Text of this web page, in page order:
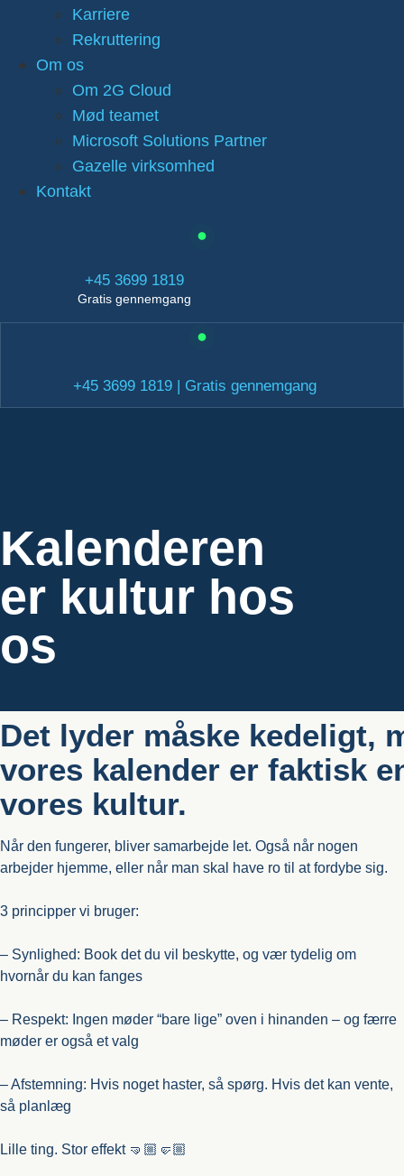
Karriere
Rekruttering
Om os
Om 2G Cloud
Mød teamet
Microsoft Solutions Partner
Gazelle virksomhed
Kontakt
+45 3699 1819
Gratis gennemgang
+45 3699 1819 | Gratis gennemgang
Kalenderen
er kultur hos
os
Det lyder måske kedeligt,
vores kalender er faktisk
vores kultur.
Når den fungerer, bliver samarbejde let. Også når nogen
arbejder hjemme, eller når man skal have ro til at fordybe sig.
3 principper vi bruger:
– Synlighed: Book det du vil beskytte, og vær tydelig om
hvornår du kan fanges
– Respekt: Ingen møder “bare lige” oven i hinanden – og færre
møder er også et valg
– Afstemning: Hvis noget haster, så spørg. Hvis det kan vente,
så planlæg
Lille ting. Stor effekt 🤜🏼🤛🏼